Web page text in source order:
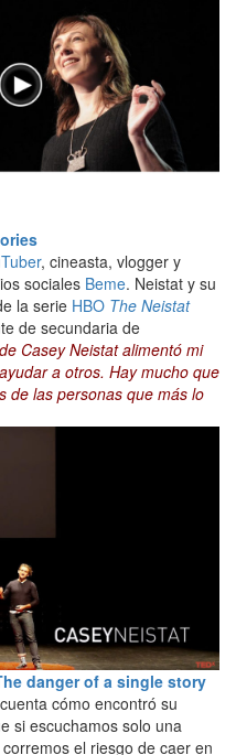
, cineasta, vlogger y
sociales Beme. Neistat y su
la serie HBO The Neistat
de secundaria de
Casey Neistat alimentó mi
a otros. Hay mucho que
de las personas que más lo
danger of a single story
cómo encontró su
si escuchamos solo una
el riesgo de caer en